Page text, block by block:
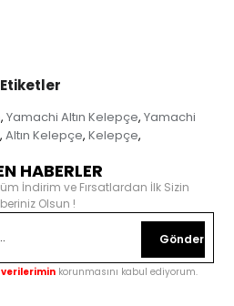
Etiketler
, Yamachi Altın Kelepçe, Yamachi
, Altın Kelepçe, Kelepçe,
HABERLER
İndirim ve Fırsatlardan İlk Sizin
Olsun !
Gönder
verilerimin korunmasını kabul ediyorum.